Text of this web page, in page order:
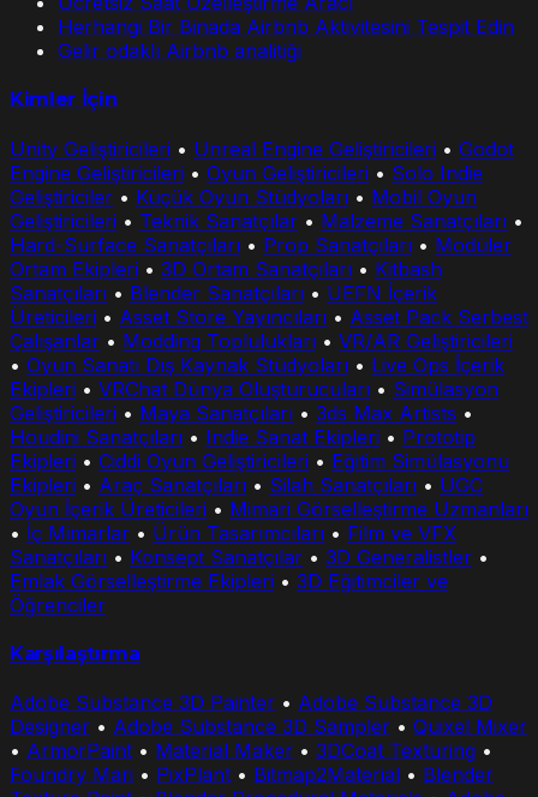
Herhangi Bir Binada Airbnb Aktivitesini Tespit Edin
Gelir odaklı Airbnb analitiği
Kimler İçin
Unity Geliştiricileri • Unreal Engine Geliştiricileri • Godot
Engine Geliştiricileri • Oyun Geliştiricileri • Solo Indie
Geliştiriciler • Küçük Oyun Stüdyoları • Mobil Oyun
Geliştiricileri • Teknik Sanatçılar • Malzeme Sanatçıları •
Hard-Surface Sanatçıları • Prop Sanatçıları • Modüler
Ortam Ekipleri • 3D Ortam Sanatçıları • Kitbash
Sanatçıları • Blender Sanatçıları • UEFN İçerik
Üreticileri • Asset Store Yayıncıları • Asset Pack Serbest
Çalışanlar • Modding Toplulukları • VR/AR Geliştiricileri
• Oyun Sanatı Dış Kaynak Stüdyoları • Live Ops İçerik
Ekipleri • VRChat Dünya Oluşturucuları • Simülasyon
Geliştiricileri • Maya Sanatçıları • 3ds Max Artists •
Houdini Sanatçıları • Indie Sanat Ekipleri • Prototip
Ekipleri • Ciddi Oyun Geliştiricileri • Eğitim Simülasyonu
Ekipleri • Araç Sanatçıları • Silah Sanatçıları • UGC
Oyun İçerik Üreticileri • Mimari Görselleştirme Uzmanları
• İç Mimarlar • Ürün Tasarımcıları • Film ve VFX
Sanatçıları • Konsept Sanatçılar • 3D Generalistler •
Emlak Görselleştirme Ekipleri • 3D Eğitimciler ve
Öğrenciler
Karşılaştırma
Adobe Substance 3D Painter • Adobe Substance 3D
Designer • Adobe Substance 3D Sampler • Quixel Mixer
• ArmorPaint • Material Maker • 3DCoat Texturing •
Foundry Mari • PixPlant • Bitmap2Material • Blender